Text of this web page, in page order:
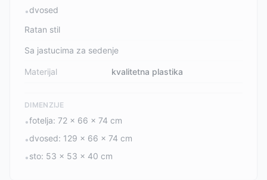
•dvosed
Ratan stil
Sa jastucima za sedenje
Materijal kvalitetna plastika
DIMENZIJE
•fotelja: 72 x 66 x 74 cm
•dvosed: 129 x 66 x 74 cm
•sto: 53 x 53 x 40 cm